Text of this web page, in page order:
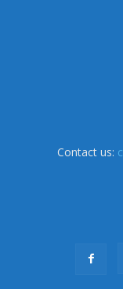
Contact us: